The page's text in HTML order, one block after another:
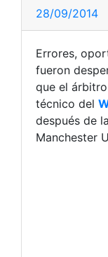
28/09/2014
Errores,
fueron
que el
técnico del
después de
Manchester